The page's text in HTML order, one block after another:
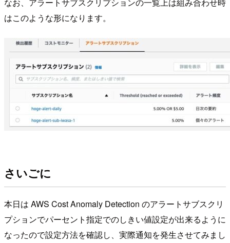
はこのような形になります。
さいごに
本日は AWS Cost Anomaly Detection のアラートサブスクリ
プションでパーセント指定でのしきい値設定が出来るように
なったので設定方法を確認し、実際通知を発生させてみまし